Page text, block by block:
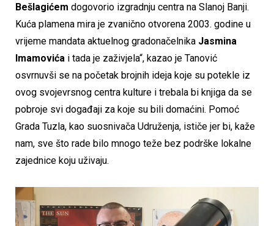
Bešlagićem dogovorio izgradnju centra na Slanoj Banji.
Kuća plamena mira je zvanično otvorena 2003. godine u
vrijeme mandata aktuelnog gradonačelnika Jasmina
Imamovića i tada je zaživjela“, kazao je Tanović
osvrnuvši se na početak brojnih ideja koje su potekle iz
ovog svojevrsnog centra kulture i trebala bi knjiga da se
pobroje svi događaji za koje su bili domaćini. Pomoć
Grada Tuzla, kao suosnivača Udruženja, ističe jer bi, kaže
nam, sve što rade bilo mnogo teže bez podrške lokalne
zajednice koju uživaju.